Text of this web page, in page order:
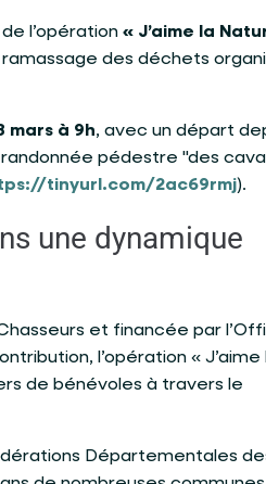
l’opération « J’aime la
des déchets
mars à 9h, avec un départ
pédestre "des
tinyurl.com/2ac69rmj).
une dynamique
et financée par l’
l’opération « J’aime
de bénévoles à travers le
Départementales